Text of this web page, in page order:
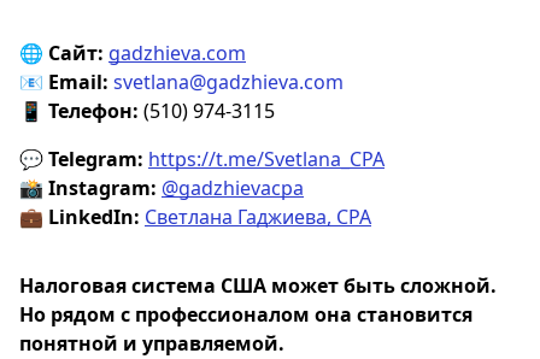
🌐 Сайт: gadzhieva.com
📧 Email: svetlana@gadzhieva.com
📱 Телефон: (510) 974-3115
💬Telegram: https://t.me/Svetlana_CPA
📸 Instagram: @gadzhievacpa
💼 LinkedIn: Светлана Гаджиева, CPA
Налоговая система США может быть сложной.
Но рядом с профессионалом она становится
понятной и управляемой.